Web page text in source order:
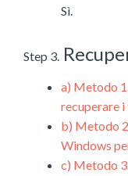
Sì.
Step 3.
a) Metodo
recuperare
b) Metodo
Windows
c) Metodo